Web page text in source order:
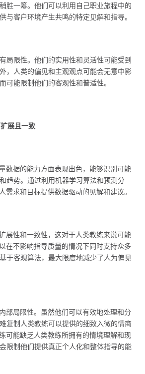
胜一筹。他们可以利用自己职业旅程中的
与客户环境产生共鸣的特定见解和指导。
局限性。他们的实用性和灵活性可能受到
，人类的偏见和主观观点可能会无意中影
可能限制他们的客观性和普适性。
展且一致
数据的能力方面表现出色，能够识别可能
趋势。通过利用机器学习算法和预测分
需求和目标提供数据驱动的见解和建议。
展性和一致性，这对于人类教练来说可能
在不影响指导质量的情况下同时支持众多
于客观算法，最大限度地减少了人为偏见
部局限性。虽然他们可以有效地处理和分
复制人类教练可以提供的细致入微的情商
可能缺乏人类教练所拥有的情境理解和现
限制他们提供真正个人化和整体指导的能